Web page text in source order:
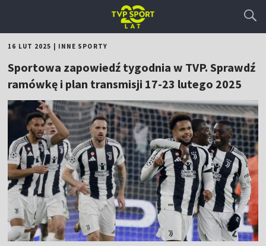
16 LUT 2025 INNE SPORTY
Sportowa zapowiedź tygodnia w TVP. Sprawdź
ramówkę i plan transmisji 17-23 lutego 2025